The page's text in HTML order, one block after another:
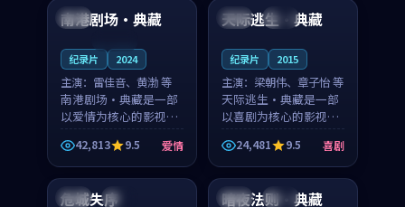
日本
南港剧场·典藏
纪录片 2024
主演： 雷佳音、黄渤 等
南港剧场·典藏是一部
以爱情为核心的影视作
品，围绕危机、反转与
人物成长展开，整体节
奏紧凑，值得推荐观
看。
42,813 9.5 爱情
中国 高分
天际逃生·典藏
纪录片 2015
主演： 梁朝伟、章子怡 等
天际逃生·典藏是一部
以喜剧为核心的影视作
品，围绕危机、反转与
人物成长展开，整体节
奏紧凑，值得推荐观
看。
24,481 9.5 喜剧
泰国 高分
危城失序 法国 杜比
暗夜法则·典藏